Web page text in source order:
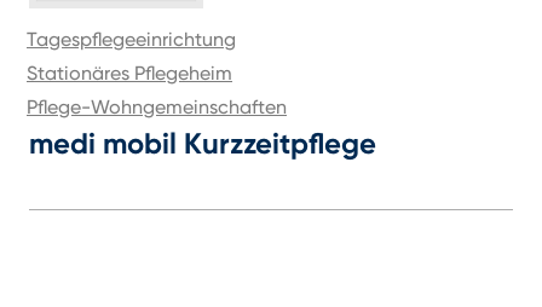
Tagespflegeeinrichtung
Stationäres Pflegeheim
Pflege-Wohngemeinschaften
medi mobil Kurzzeitpflege